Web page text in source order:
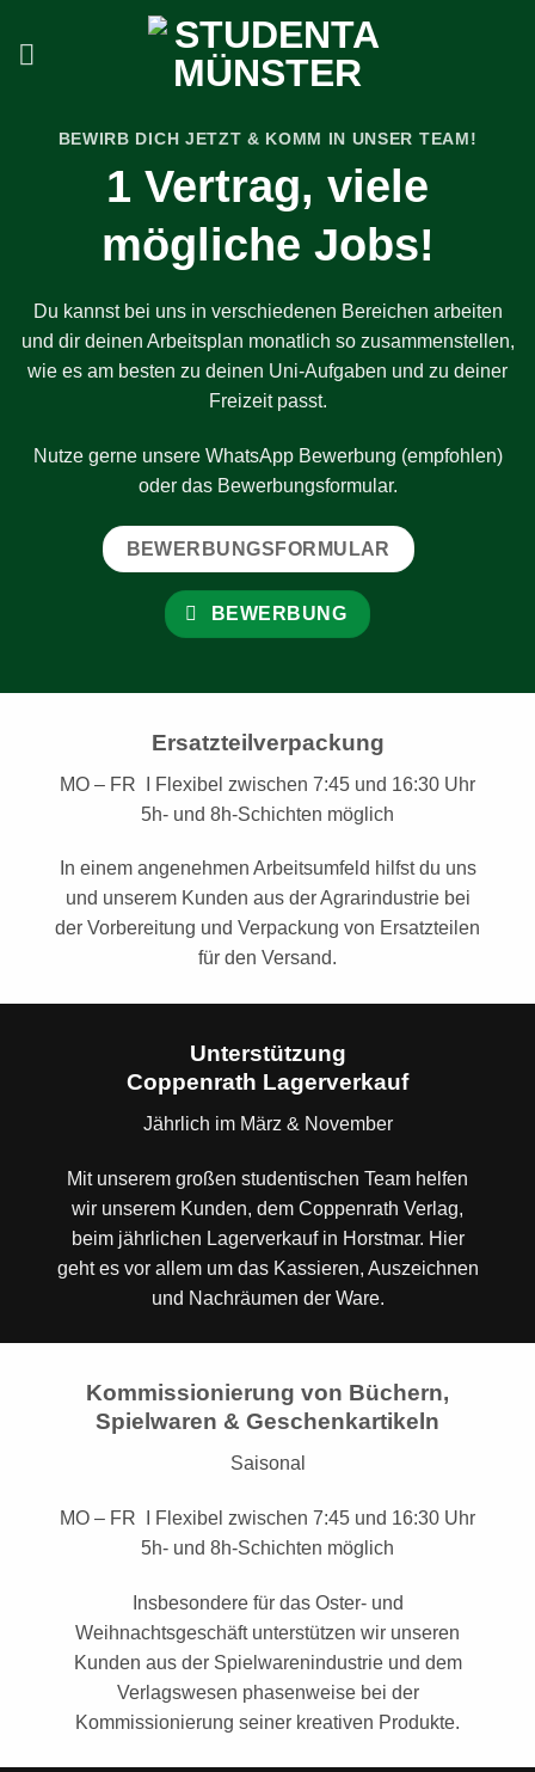
Inhalt
BEWIRB DICH JETZT & KOMM IN UNSER TEAM!
1 Vertrag, viele
mögliche Jobs!
Du kannst bei uns in verschiedenen Bereichen arbeiten
und dir deinen Arbeitsplan monatlich so zusammenstellen,
wie es am besten zu deinen Uni-Aufgaben und zu deiner
Freizeit passt.
Nutze gerne unsere WhatsApp Bewerbung (empfohlen)
oder das Bewerbungsformular.
BEWERBUNGSFORMULAR
BEWERBUNG
Ersatzteilverpackung
MO – FR I Flexibel zwischen 7:45 und 16:30 Uhr
5h- und 8h-Schichten möglich
In einem angenehmen Arbeitsumfeld hilfst du uns
und unserem Kunden aus der Agrarindustrie bei
der Vorbereitung und Verpackung von Ersatzteilen
für den Versand.
Unterstützung
Coppenrath Lagerverkauf
Jährlich im März & November
Mit unserem großen studentischen Team helfen
wir unserem Kunden, dem Coppenrath Verlag,
beim jährlichen Lagerverkauf in Horstmar. Hier
geht es vor allem um das Kassieren, Auszeichnen
und Nachräumen der Ware.
Kommissionierung von Büchern,
Spielwaren & Geschenkartikeln
Saisonal
MO – FR I Flexibel zwischen 7:45 und 16:30 Uhr
5h- und 8h-Schichten möglich
Insbesondere für das Oster- und
Weihnachtsgeschäft unterstützen wir unseren
Kunden aus der Spielwarenindustrie und dem
Verlagswesen phasenweise bei der
Kommissionierung seiner kreativen Produkte.